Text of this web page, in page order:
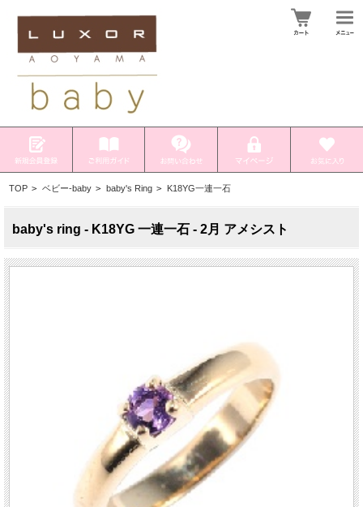
TOP > ベビー-baby > baby's Ring > K18YG一連一石
baby's ring - K18YG 一連一石 - 2月 アメシスト